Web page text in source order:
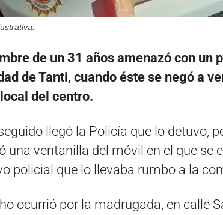
de un 31 años amenazó con un
de Tanti, cuando éste se negó a
del centro.
llegó la Policía que lo detuvo,
una ventanilla del móvil en el que se
policial que lo llevaba rumbo a la
ocurrió por la madrugada, en calle